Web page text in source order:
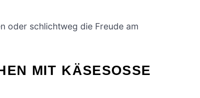
oder schlichtweg die Freude am
MIT KÄSESOSSE